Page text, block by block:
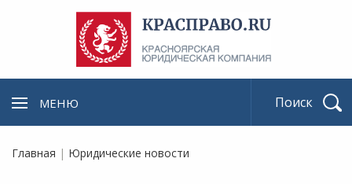
МЕНЮ
Главная | Юридические новости